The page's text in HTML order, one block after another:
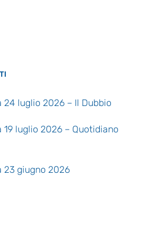
luglio 2026 – Il Dubbio
luglio 2026 – Quotidiano
giugno 2026